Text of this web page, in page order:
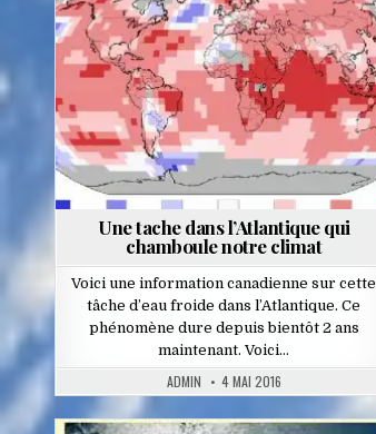
Posted
in
Une tache dans l’Atlantique qui
chamboule notre climat
Voici une information canadienne sur cette
tâche d’eau froide dans l’Atlantique. Ce
phénomène dure depuis bientôt 2 ans
maintenant. Voici…
ADMIN 4 MAI 2016